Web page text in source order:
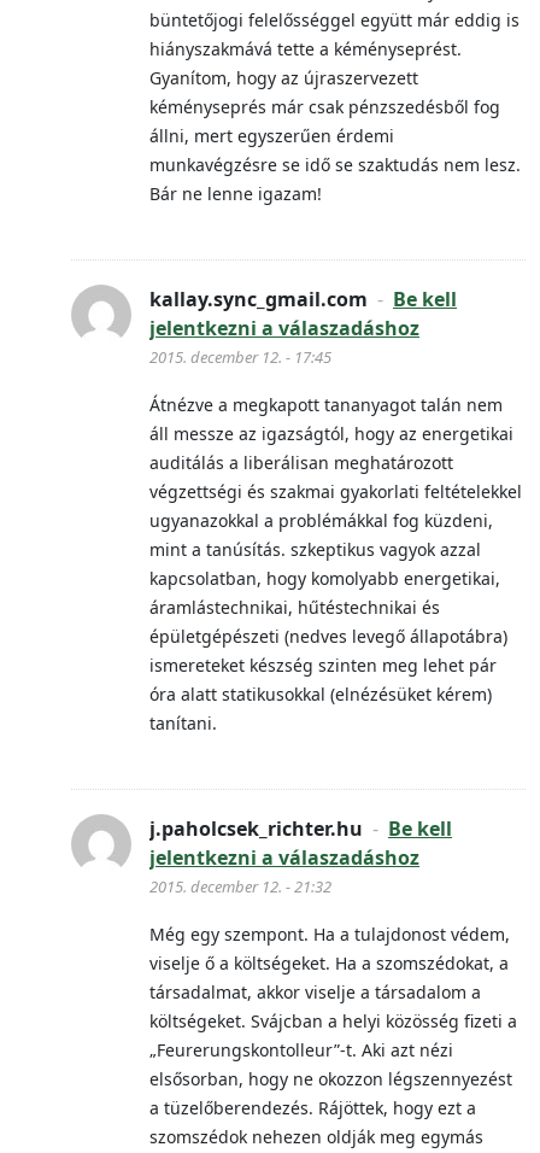
büntetőjogi felelősséggel együtt már eddig is
hiányszakmává tette a kéményseprést.
Gyanítom, hogy az újraszervezett
kéményseprés már csak pénzszedésből fog
állni, mert egyszerűen érdemi
munkavégzésre se idő se szaktudás nem lesz.
Bár ne lenne igazam!
kallay.sync_gmail.com - Be kell
jelentkezni a válaszadáshoz
2015. december 12. - 17:45
Átnézve a megkapott tananyagot talán nem
áll messze az igazságtól, hogy az energetikai
auditálás a liberálisan meghatározott
végzettségi és szakmai gyakorlati feltételekkel
ugyanazokkal a problémákkal fog küzdeni,
mint a tanúsítás. szkeptikus vagyok azzal
kapcsolatban, hogy komolyabb energetikai,
áramlástechnikai, hűtéstechnikai és
épületgépészeti (nedves levegő állapotábra)
ismereteket készség szinten meg lehet pár
óra alatt statikusokkal (elnézésüket kérem)
tanítani.
j.paholcsek_richter.hu - Be kell
jelentkezni a válaszadáshoz
2015. december 12. - 21:32
Még egy szempont. Ha a tulajdonost védem,
viselje ő a költségeket. Ha a szomszédokat, a
társadalmat, akkor viselje a társadalom a
költségeket. Svájcban a helyi közösség fizeti a
„Feurerungskontolleur”-t. Aki azt nézi
elsősorban, hogy ne okozzon légszennyezést
a tüzelőberendezés. Rájöttek, hogy ezt a
szomszédok nehezen oldják meg egymás